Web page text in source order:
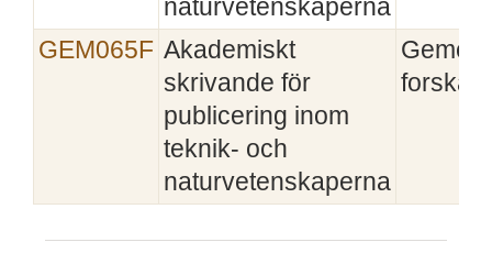
naturvetenskaperna
GEM065F Akademiskt
skrivande för
publicering inom
teknik- och
naturvetenskaperna